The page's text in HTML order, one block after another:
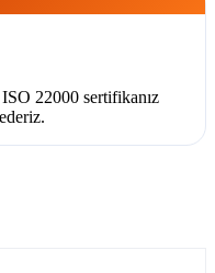
22000 sertifikanız